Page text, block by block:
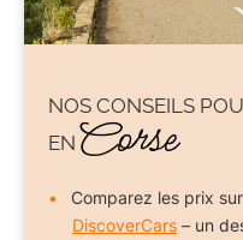
NOS CONSEILS
EN Corse
Comparez les prix
DiscoverCars – un